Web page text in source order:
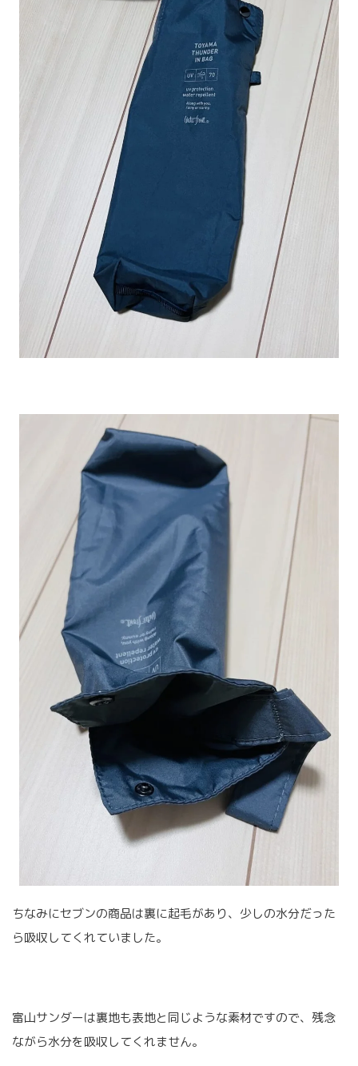
ちなみにセブンの商品は裏に起毛があり、少しの水分だった
ら吸収してくれていました。
富山サンダーは裏地も表地と同じような素材ですので、残念
ながら水分を吸収してくれません。